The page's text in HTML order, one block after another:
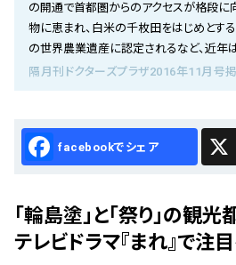
お問い合わせ
の開通で首都圏からのアクセスが格段に
物に恵まれ、白米の千枚田をはじめとす
の世界農業遺産に認定されるなど、近年
隔月刊ドクターズプラザ2016年11月号
Facebook X
「輪島塗」と「祭り」の観光
テレビドラマ『まれ』で注